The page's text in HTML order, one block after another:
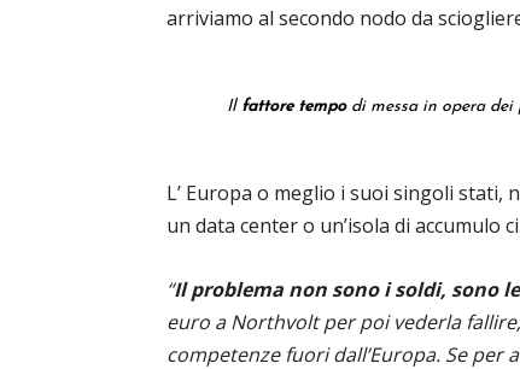
arriviamo al secondo nodo da
Ilfattore tempodi messa in opera dei
L’ Europa o meglio i suoi singoli stati,
un data center o un’isola di
“Il problema non sono i soldi, sono
euro a Northvolt per poi vederla
competenze fuori dall’Europa. Se